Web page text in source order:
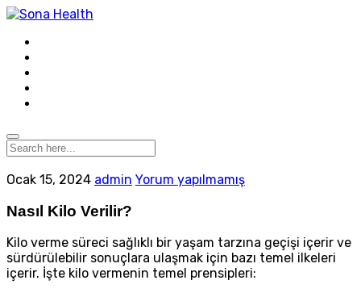
Ocak 15, 2024 admin Yorum yapılmamış
Nasıl Kilo Verilir?
Kilo verme süreci sağlıklı bir yaşam tarzına geçişi içerir ve
sürdürülebilir sonuçlara ulaşmak için bazı temel ilkeleri
içerir. İşte kilo vermenin temel prensipleri: